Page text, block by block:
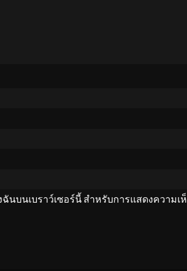
นบนเบราว์เซอร์นี้ สำหรับการแสดงความเ